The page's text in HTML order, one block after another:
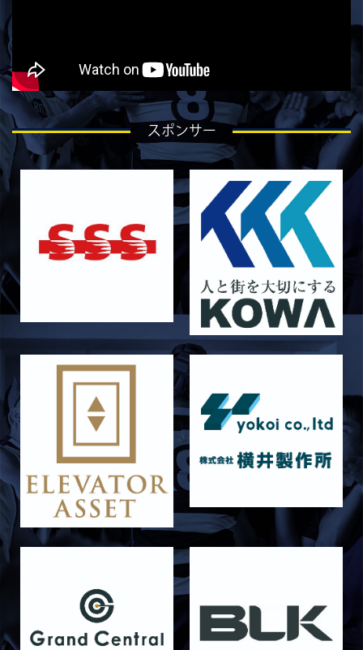
2026/07/27
STAFF blog
2026/07/25
STAFF blog
ラストイヤーにかける想い-芦塚悠大-
STAFF blog
ラストイヤーにかける想い-青田宗久-
STAFF blog
6月27日 朝日大学戦
2026/06/26
STAFF blog
STAFF blog
STAFF blog
6月20日 花園大学
2026/06/16
STAFF blog
6月14日 島津製作所
2026/06/16
STAFF blog
6月13日 名城大学
2026/06/12
STAFF blog
【Rits Familyのバトン】vol. 1 北村瞬太郎
2026/06/03
STAFF blog
【「イヤーブック2026」にお名前を掲載／サポ
2026/05/31
STAFF blog
5月31日 関西学院大学AB
2026/05/31 STAFF blog
スポンサー